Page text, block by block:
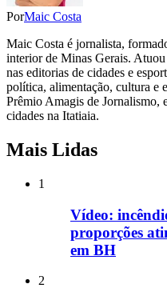
PorMaic Costa
Maic Costa é jornalista,
interior de Minas Gerais.
nas editorias de cidades e
política, alimentação, cultura e
Prêmio Amagis de Jornalismo,
cidades na Itatiaia.
Mais Lidas
1
Vídeo:
proporções
em BH
2